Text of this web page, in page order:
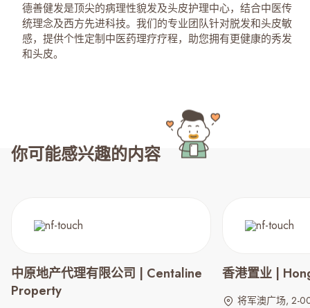
德善健发是顶尖的病理性貌发及头皮护理中心，结合中医传
统理念及西方先进科技。我们的专业团队针对脱发和头皮敏
感，提供个性定制中医药理疗疗程，助您拥有更健康的秀发
和头皮。
你可能感兴趣的内容
中原地产代理有限公司 | Centaline
Property
香港置业 |
将军澳广场, 2-